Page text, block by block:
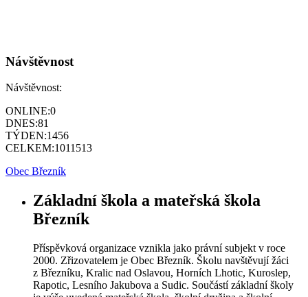
Návštěvnost
Návštěvnost:
ONLINE:0
DNES:81
TÝDEN:1456
CELKEM:1011513
Obec Březník
Základní škola a mateřská škola
Březník
Příspěvková organizace vznikla jako právní subjekt v roce
2000. Zřizovatelem je Obec Březník. Školu navštěvují žáci
z Březníku, Kralic nad Oslavou, Horních Lhotic, Kuroslep,
Rapotic, Lesního Jakubova a Sudic. Součástí základní školy